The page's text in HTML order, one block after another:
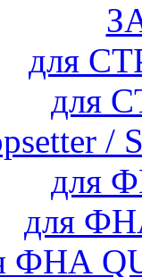
для
для
/
для
для
ФНА